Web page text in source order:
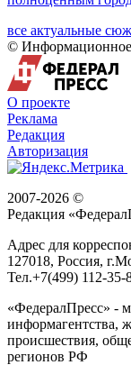
все актуальные
© Информационное
О проекте
Реклама
Редакция
Авторизация
2007-2026 ©
Редакция «
Адрес для
127018, Россия, г.
Тел.+7(499) 112-35-
«ФедералПресс» -
информагентства,
происшествия,
регионов РФ